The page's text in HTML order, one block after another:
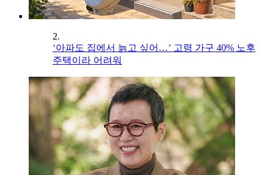
2.
‘아파도 집에서 늙고 싶어…’ 고령 가구 40% 노후
주택이라 어려워